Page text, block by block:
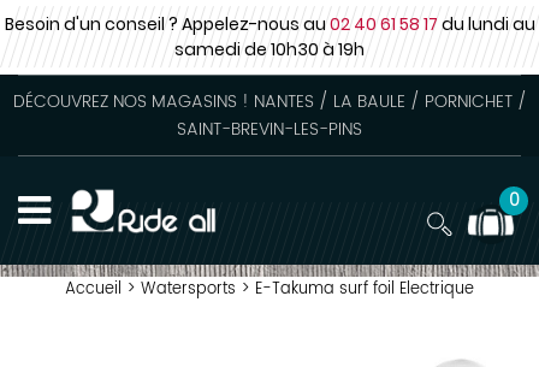
Besoin d'un conseil ? Appelez-nous au02 40 61 58 17du lundi au
samedide 10h30 à 19h
DÉCOUVREZ NOS MAGASINS ! NANTES / LA BAULE / PORNICHET /
SAINT-BREVIN-LES-PINS
0
Accueil > Watersports > E-Takuma surf foil Electrique